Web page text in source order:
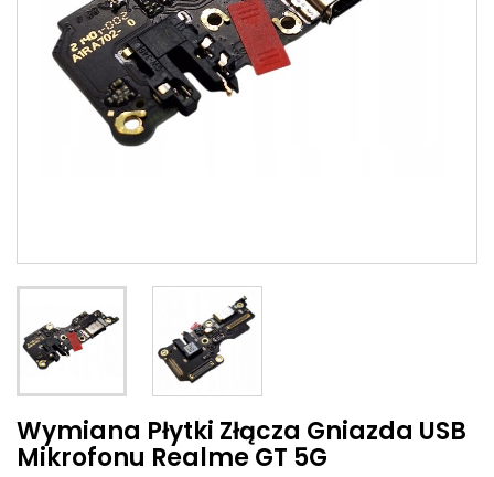
Wymiana Płytki Złącza Gniazda USB
Mikrofonu Realme GT 5G